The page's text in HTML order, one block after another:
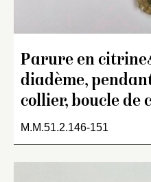
Parure en
diadème,
collier, boucle de
M.M.51.2.146-151